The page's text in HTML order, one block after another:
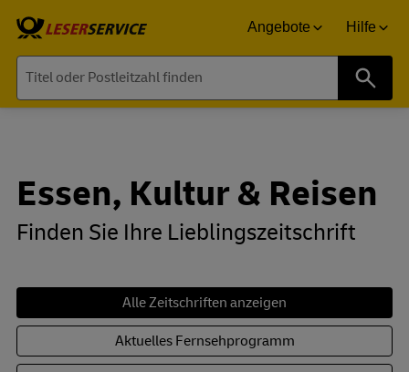
Angebote Hilfe
Essen, Kultur & Reisen
Finden Sie Ihre Lieblingszeitschrift
Alle Zeitschriften anzeigen
Aktuelles Fernsehprogramm